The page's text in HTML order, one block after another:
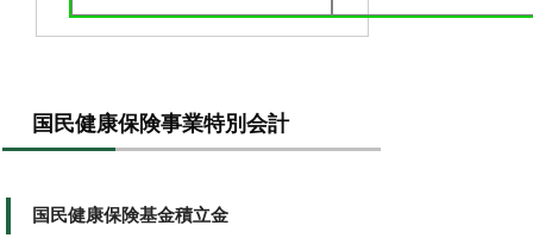
国民健康保険事業特別会計
国民健康保険基金積立金